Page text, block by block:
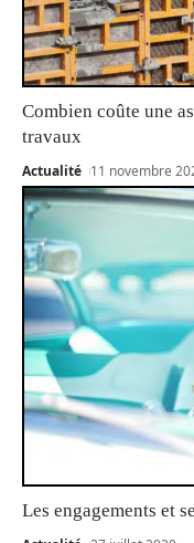
Combien coûte une
travaux
Actualité 11 novembre
Les engagements et